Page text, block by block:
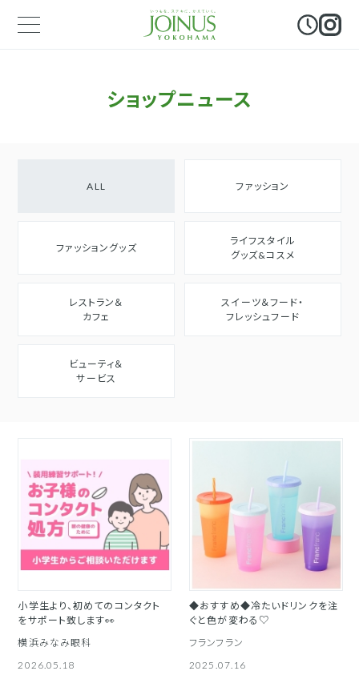
ショップニュース
ALL ファッション
ファッショングッズ
ライフスタイル
グッズ&コスメ
レストラン＆
カフェ
スイーツ＆フード・
フレッシュフード
ビューティ＆
サービス
小学生より、初めてのコンタクト
をサポート致します👀
横浜みなみ眼科
2026.05.18
◆おすすめ◆冷たいドリンクを注
ぐと色が変わる♡
フランフラン
2025.07.16